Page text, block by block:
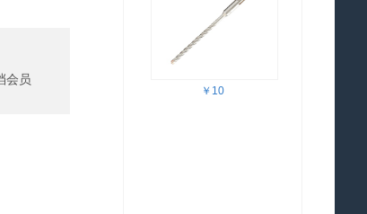
会员
￥10